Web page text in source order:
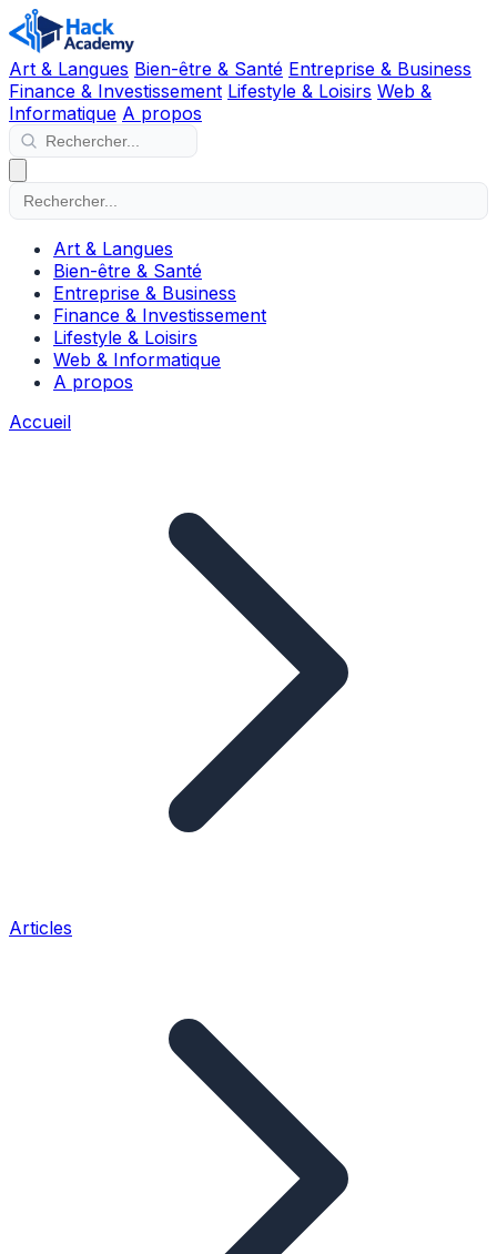
Art & Langues Bien-être & Santé Entreprise & Business
Finance & Investissement Lifestyle & Loisirs Web &
Informatique A propos
Art & Langues
Bien-être & Santé
Entreprise & Business
Finance & Investissement
Lifestyle & Loisirs
Web & Informatique
A propos
Accueil
Articles